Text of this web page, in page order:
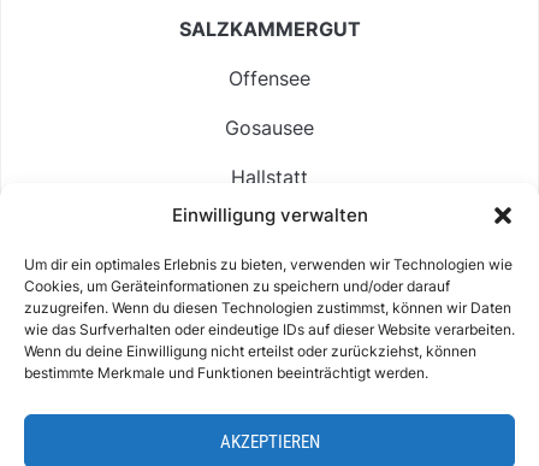
Einwilligung verwalten
Um dir ein optimales Erlebnis zu bieten, verwenden wir Technologien wie
Cookies, um Geräteinformationen zu speichern und/oder darauf
zuzugreifen. Wenn du diesen Technologien zustimmst, können wir Daten
wie das Surfverhalten oder eindeutige IDs auf dieser Website verarbeiten.
Wenn du deine Einwilligung nicht erteilst oder zurückziehst, können
bestimmte Merkmale und Funktionen beeinträchtigt werden.
AKZEPTIEREN
SALZKAMMERGUT
Offensee
Gosausee
Hallstatt
Langbathsee
Altausseer See
Hintersee
IMPRESSUM & KONTAKT